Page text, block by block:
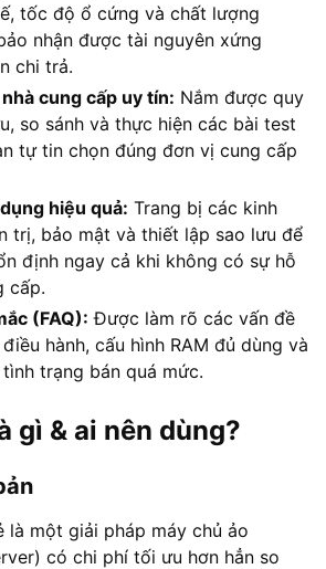
tốc độ ổ cứng và chất lượng
nhận được tài nguyên xứng
chi trả.
cung cấp uy tín: Nắm được quy
so sánh và thực hiện các bài test
tự tin chọn đúng đơn vị cung cấp
hiệu quả: Trang bị các kinh
trị, bảo mật và thiết lập sao lưu để
định ngay cả khi không có sự hỗ
cấp.
(FAQ): Được làm rõ các vấn đề
hành, cấu hình RAM đủ dùng và
trạng bán quá mức.
gì & ai nên dùng?
là một giải pháp máy chủ ảo
có chi phí tối ưu hơn hẳn so